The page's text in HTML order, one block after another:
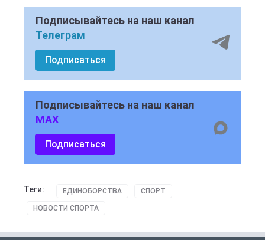
Подписывайтесь на наш канал
Телеграм
Подписаться
Подписывайтесь на наш канал
MAX
Подписаться
Теги: ЕДИНОБОРСТВА СПОРТ
НОВОСТИ СПОРТА